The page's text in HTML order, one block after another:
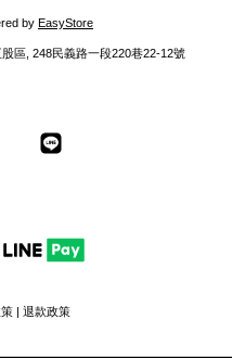
by EasyStore
區, 248民義路一段220巷22-12號
Instagram
| 退款政策